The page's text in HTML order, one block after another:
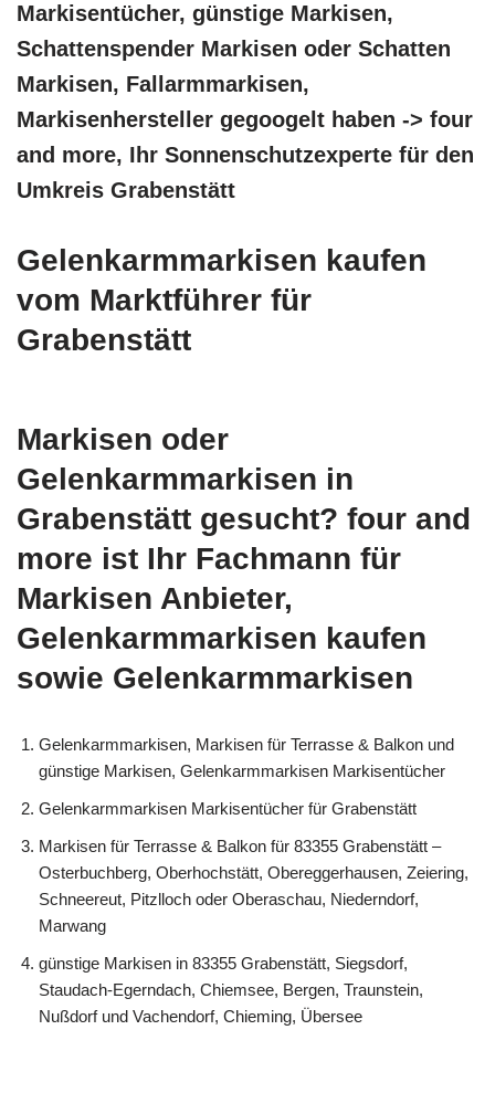
Markisentücher, günstige Markisen,
Schattenspender Markisen oder Schatten
Markisen, Fallarmmarkisen,
Markisenhersteller gegoogelt haben -> four
and more, Ihr Sonnenschutzexperte für den
Umkreis Grabenstätt
Gelenkarmmarkisen kaufen
vom Marktführer für
Grabenstätt
Markisen oder
Gelenkarmmarkisen in
Grabenstätt gesucht? four and
more ist Ihr Fachmann für
Markisen Anbieter,
Gelenkarmmarkisen kaufen
sowie Gelenkarmmarkisen
Gelenkarmmarkisen, Markisen für Terrasse & Balkon und
günstige Markisen, Gelenkarmmarkisen Markisentücher
Gelenkarmmarkisen Markisentücher für Grabenstätt
Markisen für Terrasse & Balkon für 83355 Grabenstätt –
Osterbuchberg, Oberhochstätt, Obereggerhausen, Zeiering,
Schneereut, Pitzlloch oder Oberaschau, Niederndorf,
Marwang
günstige Markisen in 83355 Grabenstätt, Siegsdorf,
Staudach-Egerndach, Chiemsee, Bergen, Traunstein,
Nußdorf und Vachendorf, Chieming, Übersee